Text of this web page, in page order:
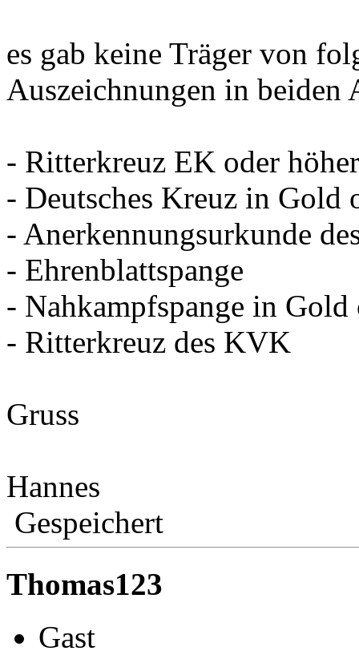
es gab keine Träger von
Auszeichnungen in beiden
- Ritterkreuz EK oder
- Deutsches Kreuz in Gold
- Anerkennungsurkunde
- Ehrenblattspange
- Nahkampfspange in Gold
- Ritterkreuz des KVK
Gruss
Hannes
Gespeichert
Thomas123
Gast